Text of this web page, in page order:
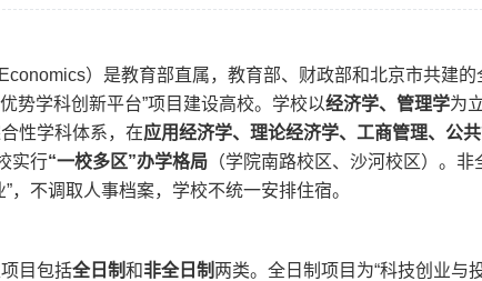
）是教育部直属，教育部、财政部和北京市共建的
势学科创新平台”项目建设高校。学校以经济学、管理学为
性学科体系，在应用经济学、理论经济学、工商管理、公
实行“一校多区”办学格局 （学院南路校区、沙河校区）。非
，不调取人事档案，学校不统一安排住宿。
目包括全日制和非全日制 两类。全日制项目为“科技创业与投